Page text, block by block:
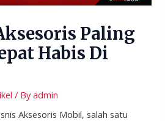
Paling
Habis Di
/ Byadmin
Aksesoris Mobil, salah satu